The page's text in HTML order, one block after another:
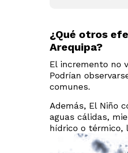
¿Qué otros
Arequipa?
El incremento no
Podrían
comunes.
Además, El Niño
aguas cálidas,
hídrico o térmico,